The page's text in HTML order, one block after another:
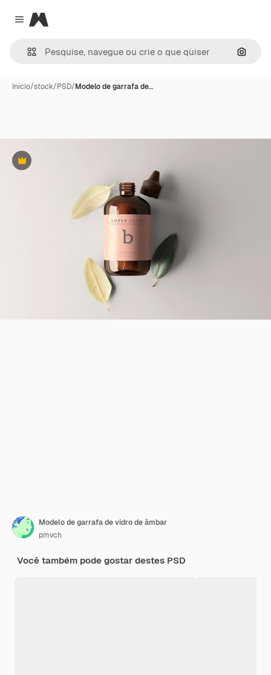
Close menu
Magnific
Início/stock/PSD/Modelo de garrafa de…
Premium
Modelo de garrafa de vidro de âmbar
pmvch
Você também pode gostar destes PSD